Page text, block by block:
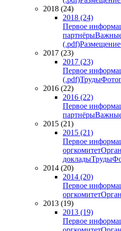
2018 (24)
2018 (24)
Первое
партнёры
(.pdf)Размещение
2017 (23)
2017 (23)
Первое
(.pdf)Труды
2016 (22)
2016 (22)
Первое
партнёры
2015 (21)
2015 (21)
Первое
оргкомитет
докладыТруды
2014 (20)
2014 (20)
Первое
оргкомитет
2013 (19)
2013 (19)
Первое